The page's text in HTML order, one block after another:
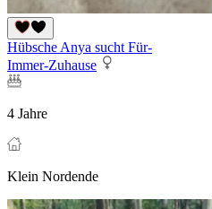
Hübsche Anya sucht Für-
Immer-Zuhause
4 Jahre
Klein Nordende